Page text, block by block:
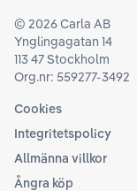
© 2026Carla AB
Ynglingagatan 14
113 47 Stockholm
Org.nr: 559277-3492
Cookies
Integritetspolicy
Allmänna villkor
Ångra köp